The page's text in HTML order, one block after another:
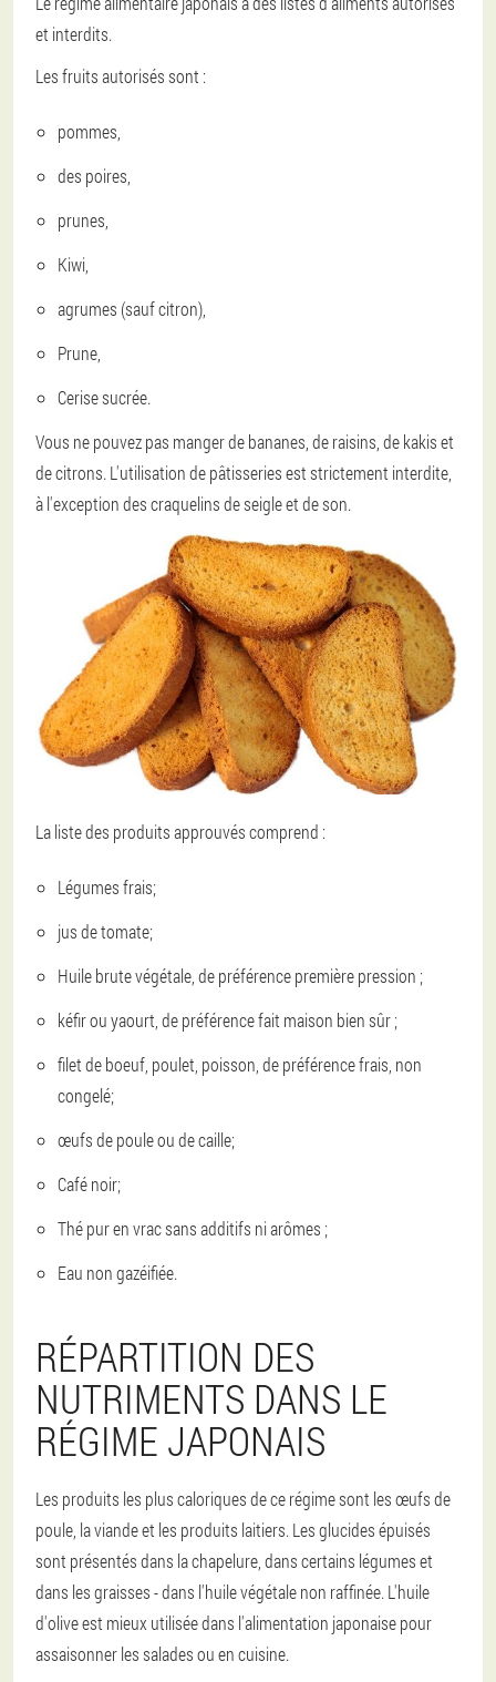
et interdits.
Les fruits autorisés sont :
pommes,
des poires,
prunes,
Kiwi,
agrumes (sauf citron),
Prune,
Cerise sucrée.
Vous ne pouvez pas manger de bananes, de raisins, de kakis et
de citrons. L'utilisation de pâtisseries est strictement interdite,
à l'exception des craquelins de seigle et de son.
La liste des produits approuvés comprend :
Légumes frais;
jus de tomate;
Huile brute végétale, de préférence première pression ;
kéfir ou yaourt, de préférence fait maison bien sûr ;
filet de boeuf, poulet, poisson, de préférence frais, non
congelé;
œufs de poule ou de caille;
Café noir;
Thé pur en vrac sans additifs ni arômes ;
Eau non gazéifiée.
RÉPARTITION DES
NUTRIMENTS DANS LE
RÉGIME JAPONAIS
Les produits les plus caloriques de ce régime sont les œufs de
poule, la viande et les produits laitiers. Les glucides épuisés
sont présentés dans la chapelure, dans certains légumes et
dans les graisses - dans l'huile végétale non raffinée. L'huile
d'olive est mieux utilisée dans l'alimentation japonaise pour
assaisonner les salades ou en cuisine.